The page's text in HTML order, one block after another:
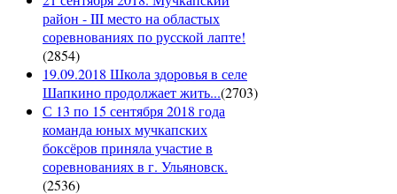
район - III место на областых
соревнованиях по русской лапте!
(2854)
19.09.2018 Школа здоровья в селе
Шапкино продолжает жить...(2703)
С 13 по 15 сентября 2018 года
команда юных мучкапских
боксёров приняла участие в
соревнованиях в г. Ульяновск.
(2536)